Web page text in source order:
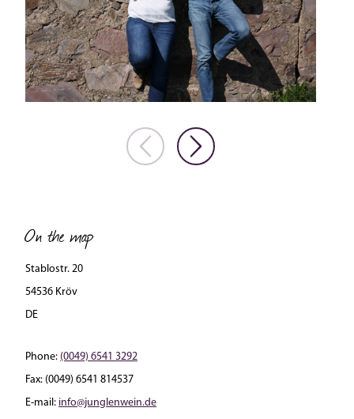
On the map
Stablostr. 20
54536 Kröv
DE
Phone: (0049) 6541 3292
Fax: (0049) 6541 814537
E-mail: info@junglenwein.de